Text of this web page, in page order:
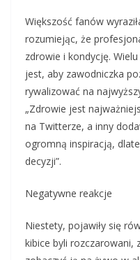
Większość fanów
rozumiejąc, że
zdrowie i kondycję.
jest, aby zawodniczka
rywalizować na
„Zdrowie jest
na Twitterze, a inny
ogromną inspiracją,
decyzji”.
Negatywne reakcje
Niestety, pojawiły się
kibice byli rozczarowani,